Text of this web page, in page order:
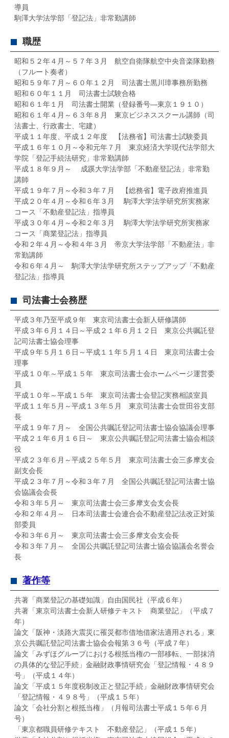
導員
駒澤大学法学部「登記法」非常勤講師
職歴
昭和５２年４月～５７年３月 航空自衛隊航空中央音楽隊勤務
（フルート奏者）
昭和５９年７月～６０年１２月 司法書士黒川璋事務所勤務
昭和６０年１１月 司法書士試験合格
昭和６１年１月 司法書士開業（登録番号―東京１９１０）
昭和６１年４月～６３年８月 東京ビジネススクール講師（司
法書士、行政書士、宅建）
平成１１年度、平成１２年度 【法務省】司法書士試験委員
平成１６年１０月～令和元年７月 東京経済大学現代法学部大
学院「登記手続法研究」非常勤講師
平成１８年９月～ 成蹊大学法学部「不動産登記法」非常勤
講師
平成１９年７月～令和３年７月 【総務省】電子政府推進員
平成２０年４月～令和６年３月 駒澤大学法学研究所実務家
コース「不動産登記法」指導員
平成３０年４月～令和２年３月 駒澤大学法学研究所実務家
コース「商業登記法」指導員
令和２年４月～令和４年３月 帝京大学法学部「不動産法」非
常勤講師
令和６年４月～ 駒澤大学法学研究所ステップアップ「不動産
登記法」指導員
司法書士会務歴
平成３年乃至平成９年 東京司法書士会新人研修講師
平成３年６月１４日～平成２１年６月１２日 東京公共嘱託登
記司法書士協会理事
平成９年５月１６日～平成１１年５月１４日 東京司法書士会
理事
平成１０年～平成１５年 東京司法書士会ホームページ運営委
員
平成１０年～平成１５年 東京司法書士会登記実務相談室員
平成１１年５月～平成１３年５月 東京司法書士会世田谷支部
長
平成１９年７月～ 全国公共嘱託登記司法書士協会協議会理事
平成２１年６月１６日～ 東京公共嘱託登記司法書士協会相談
役
平成２３年６月～平成２５年５月 東京司法書士会三多摩支会
副支会長
平成２３年７月～令和３年７月 全国公共嘱託登記司法書士協
会協議会会長
令和３年５月～ 東京司法書士会三多摩支会支会長
令和２年４月～ 日本司法書士会連合会不動産登記法改正対策
部委員
令和３年６月～ 東京司法書士会三多摩支会支会長
令和３年７月～ 全国公共嘱託登記司法書士協会協議会名誉会
長
著作等
共著「商業登記の基礎知識」自由国民社（平成６年）
共著「東京司法書士会新人研修テキスト 商業登記」（平成７
年）
論文「阪神・淡路大震災に罹災都市借地借家法適用される」東
京公共嘱託登記司法書士協会会報第３６号（平成７年）
論文「みずほグループにおける根抵当権の一部移転、一部抹消
の具体的な登記手続」金融財政事情研究会「登記情報・４８９
号」（平成１４年）
論文「平成１５年度税制改正と登記手続」金融財政事情研究会
「登記情報・４９８号」（平成１５年）
論文「会社分割と根抵当権」（月報司法書士平成１５年６月
号）
「東京都職員研修テキスト 不動産登記」（平成１５年）